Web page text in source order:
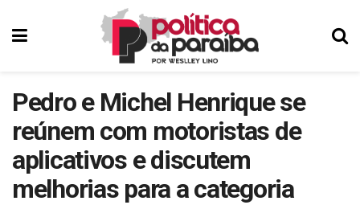
Pedro e Michel Henrique se
reúnem com motoristas de
aplicativos e discutem
melhorias para a categoria